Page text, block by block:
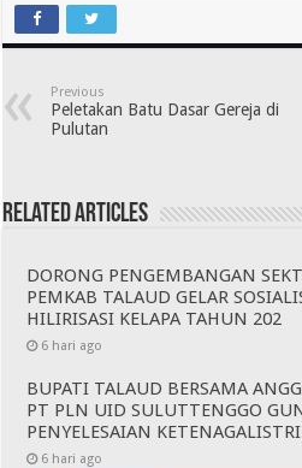
Previous
Peletakan Batu Dasar Gereja di
Pulutan
Related Articles
DORONG PENGEMBANGAN
PEMKAB TALAUD GELAR
HILIRISASI KELAPA TAHUN 202
6 hari ago
BUPATI TALAUD BERSAMA
PT PLN UID SULUTTENGGO
PENYELESAIAN
6 hari ago